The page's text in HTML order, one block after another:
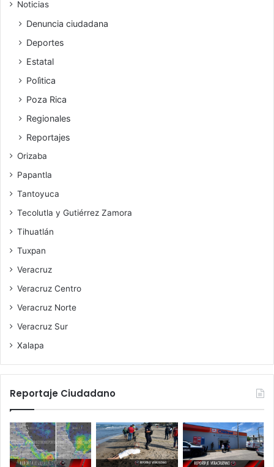
Noticias
Denuncia ciudadana
Deportes
Estatal
Polìtica
Poza Rica
Regionales
Reportajes
Orizaba
Papantla
Tantoyuca
Tecolutla y Gutiérrez Zamora
Tihuatlán
Tuxpan
Veracruz
Veracruz Centro
Veracruz Norte
Veracruz Sur
Xalapa
Reportaje Ciudadano